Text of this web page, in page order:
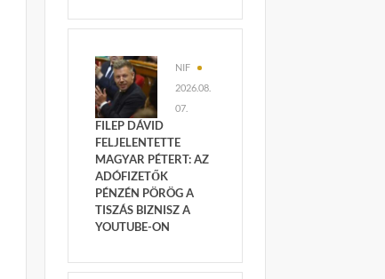
NIF
2026.08.
07.
FILEP DÁVID
FELJELENTETTE
MAGYAR PÉTERT: AZ
ADÓFIZETŐK
PÉNZÉN PÖRÖG A
TISZÁS BIZNISZ A
YOUTUBE-ON